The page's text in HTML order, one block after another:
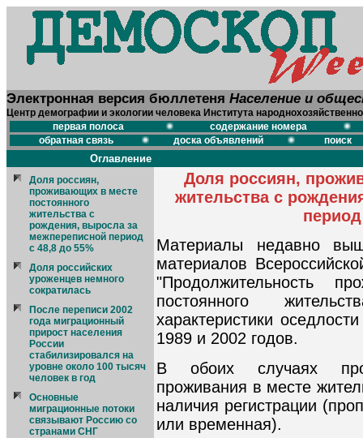
Электронная версия бюллетеня Население и
Центр демографии и экологии человека Института
первая полоса
содержание номера
обратная связь
доска объявлений поиск
Оглавление
Доля россиян,
проживающих в месте
постоянного
жительства с
рождения, выросла за
межпереписной период
с 48,8 до 55%
Доля российских
уроженцев немного
сократилась
После переписи 2002
года миграционный
прирост населения
России
стабилизировался на
уровне около 100 тысяч
человек в год
Основные
миграционные потоки
связывают Россию со
странами СНГ
Доля россиян,
жительства с
Материалы недавно
материалов
"Продолжительность
постоянного
характеристики
1989 и 2002 годов.
В обоих случаях
проживания в месте
наличия регистрации
или временная).